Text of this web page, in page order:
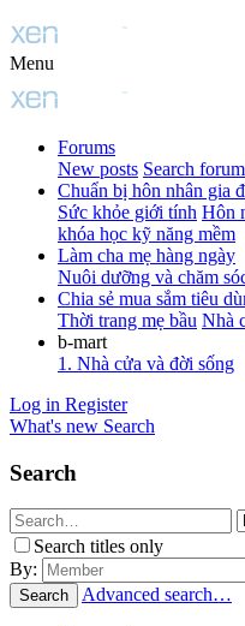
Menu
Forums
New posts Search
Chuẩn bị hôn nhân gia
Sức khỏe giới tính Hôn
khóa học kỹ năng mềm
Làm cha mẹ hàng ngày
Nuôi dưỡng và chăm
Chia sẻ mua sắm tiêu
Thời trang mẹ bầu Nhà
b-mart
1. Nhà cửa và đời sống
Log in Register
What's new Search
Search
Search titles only
By:
Search Advanced search…